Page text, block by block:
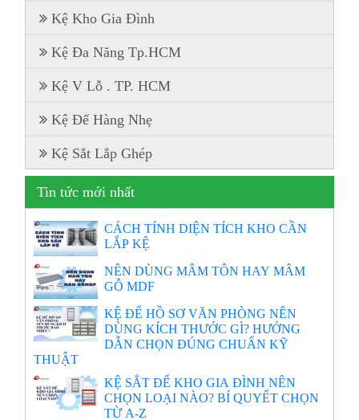
Kệ Kho Gia Đình
Kệ Đa Năng Tp.HCM
Kệ V Lỗ . TP. HCM
Kệ Để Hàng Nhẹ
Kệ Sắt Lắp Ghép
Tin tức mới nhất
CÁCH TÍNH DIỆN TÍCH KHO CẦN
LẮP KỆ
NÊN DÙNG MÂM TÔN HAY MÂM
GỖ MDF
KỆ ĐỂ HỒ SƠ VĂN PHÒNG NÊN
DÙNG KÍCH THƯỚC GÌ? HƯỚNG
DẪN CHỌN ĐÚNG CHUẨN KỸ
THUẬT
KỆ SẮT ĐỂ KHO GIA ĐÌNH NÊN
CHỌN LOẠI NÀO? BÍ QUYẾT CHỌN
TỪ A-Z